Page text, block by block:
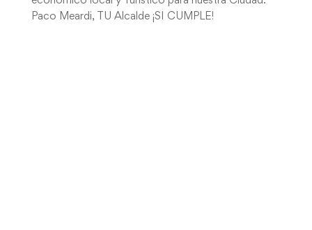
Paco Meardi, TU Alcalde ¡SI CUMPLE!